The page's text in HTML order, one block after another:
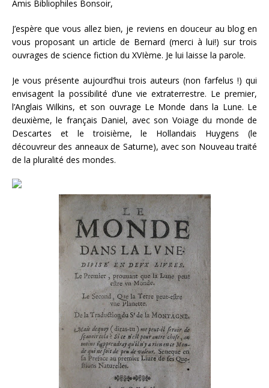
Amis Bibliophiles Bonsoir,
J’espère que vous allez bien, je reviens en douceur au blog en
vous proposant un article de Bernard (merci à lui!) sur trois
ouvrages de science fiction du XVIème. Je lui laisse la parole.
Je vous présente aujourd’hui trois auteurs (non farfelus !) qui
envisagent la possibilité d’une vie extraterrestre. Le premier,
l’Anglais Wilkins, et son ouvrage Le Monde dans la Lune. Le
deuxième, le français Daniel, avec son Voiage du monde de
Descartes et le troisième, le Hollandais Huygens (le
découvreur des anneaux de Saturne), avec son Nouveau traité
de la pluralité des mondes.